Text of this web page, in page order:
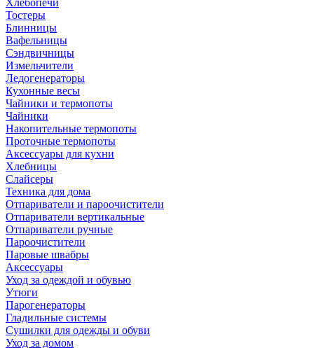
Хлебопечи
Тостеры
Блинницы
Вафельницы
Сэндвичницы
Измельчители
Ледогенераторы
Кухонные весы
Чайники и термопоты
Чайники
Накопительные термопоты
Проточные термопоты
Аксессуары для кухни
Хлебницы
Слайсеры
Техника для дома
Отпариватели и пароочистители
Отпариватели вертикальные
Отпариватели ручные
Пароочистители
Паровые швабры
Аксессуары
Уход за одеждой и обувью
Утюги
Парогенераторы
Гладильные системы
Сушилки для одежды и обуви
Уход за домом